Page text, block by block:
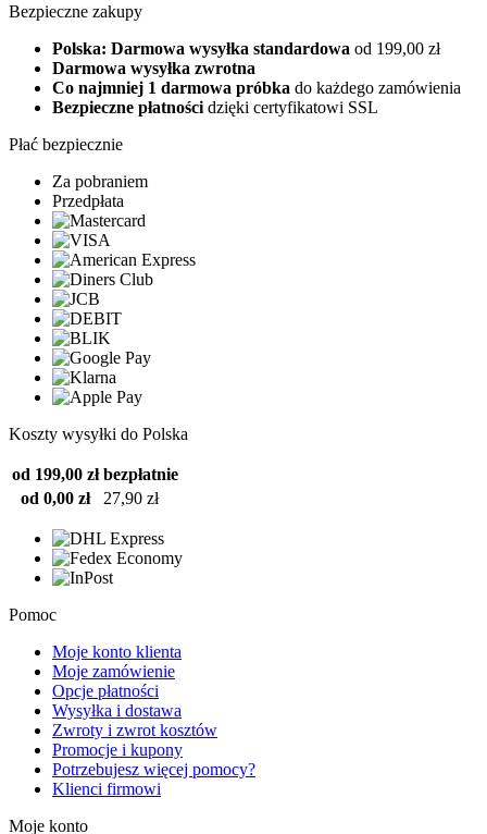
Bezpieczne zakupy
Polska: Darmowa wysyłka standardowa od 199,00 zł
Darmowa wysyłka zwrotna
Co najmniej 1 darmowa próbka do każdego zamówienia
Bezpieczne płatności dzięki certyfikatowi SSL
Płać bezpiecznie
Za pobraniem
Przedpłata
Koszty wysyłki do Polska
od 199,00 zł bezpłatnie
od 0,00 zł
27,90 zł
Pomoc
Moje konto klienta
Moje zamówienie
Opcje płatności
Wysyłka i dostawa
Zwroty i zwrot kosztów
Promocje i kupony
Potrzebujesz więcej pomocy?
Klienci firmowi
Moje konto